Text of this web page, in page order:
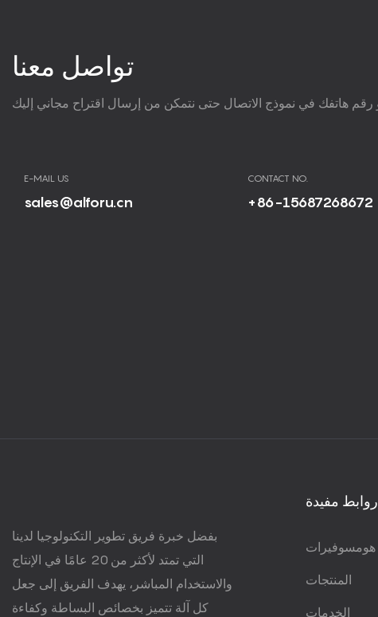
تواصل معنا
E-MAIL US
sales@alforu.cn
CONTACT NO.
+86-15687268672
بفضل خبرة فريق تطوير التكنولوجيا لدينا
التي تمتد لأكثر من 20 عامًا في الإنتاج
والاستخدام المباشر، يهدف الفريق إلى جعل
كل آلة تتميز بخصائص البساطة وكفاءة
روابط مفيدة
هومسوفيرات
المنتجات
الخدمات